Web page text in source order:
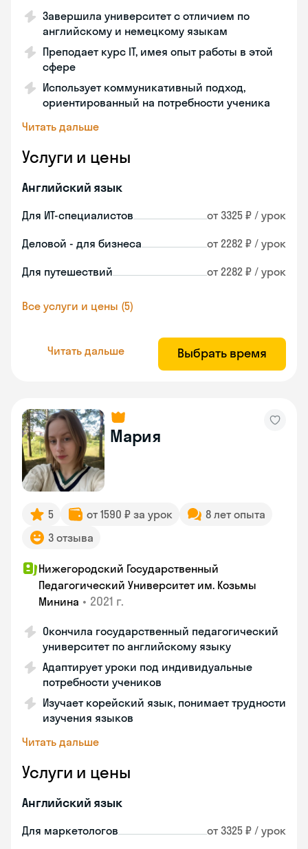
Завершила университет с отличием по
английскому и немецкому языкам
Преподает курс IT, имея опыт работы в этой
сфере
Использует коммуникативный подход,
ориентированный на потребности ученика
Читать дальше
Услуги и цены
Английский язык
Для ИТ-специалистов от 3325 ₽ / урок
Деловой - для бизнеса от 2282 ₽ / урок
Для путешествий от 2282 ₽ / урок
Все услуги и цены (5)
Читать дальше Выбрать время
Мария
5 от 1590 ₽ за урок
8 лет опыта
3 отзыва
Нижегородский Государственный
Педагогический Университет им. Козьмы
Минина • 2021 г.
Окончила государственный педагогический
университет по английскому языку
Адаптирует уроки под индивидуальные
потребности учеников
Изучает корейский язык, понимает трудности
изучения языков
Читать дальше
Услуги и цены
Английский язык
Для маркетологов от 3325 ₽ / урок